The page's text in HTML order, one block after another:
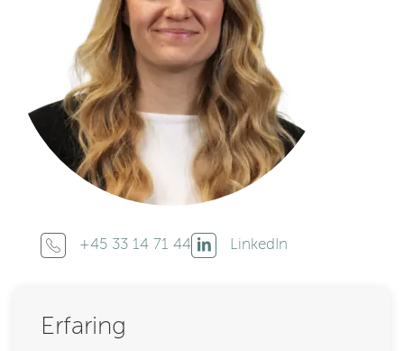
+45 33 14 71 44 LinkedIn
Erfaring